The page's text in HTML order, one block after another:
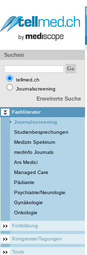
Suchen
tellmed.ch
Journalscreening
Erweiterte Suche
Fachliteratur
Journalscreening
Studienbesprechungen
Medizin Spektrum
medinfo Journals
Ars Medici
Managed Care
Pädiatrie
Psychiatrie/Neurologie
Gynäkologie
Onkologie
Fortbildung
Kongresse/Tagungen
Tools